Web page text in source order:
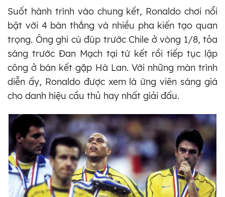
Suốt hành trình vào chung kết, Ronaldo chơi nổi
bật với 4 bàn thắng và nhiều pha kiến tạo quan
trọng. Ông ghi cú đúp trước Chile ở vòng 1/8, tỏa
sáng trước Đan Mạch tại tứ kết rồi tiếp tục lập
công ở bán kết gặp Hà Lan. Với những màn trình
diễn ấy, Ronaldo được xem là ứng viên sáng giá
cho danh hiệu cầu thủ hay nhất giải đấu.